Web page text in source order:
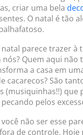
criar uma bela
O natal é tão
parece trazer à
Quem aqui não
a casa em
cacarecos? São
(musiquinhas!!) que
pelos
não ser esse
de controle. Hoje